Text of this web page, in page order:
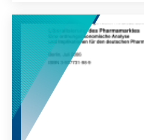
„Innovationen im
Konrad-Adenauer-